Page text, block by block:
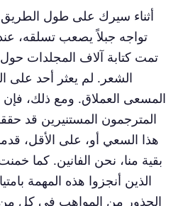
أثناء سيرك على طول الطريق
تواجه جبلاً يصعب تسلقه،
تمت كتابة آلاف المجلدات
الشعر. لم يعثر أحد على
المسعى العملاق. ومع ذلك،
المترجمون المستنيرين قد
هذا السعي أو، على الأقل،
بقية منا، نحن الفانين. كما
الذين أنجزوا هذه المهمة
الجذور من المواهب في كل